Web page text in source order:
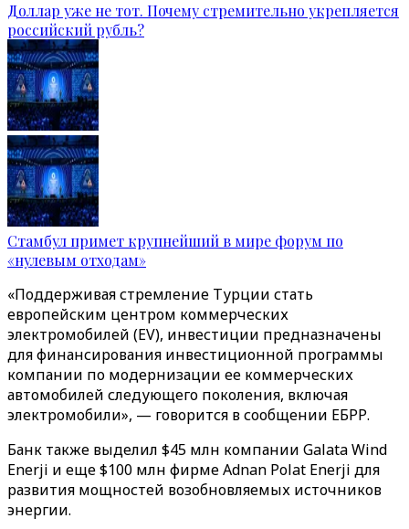
Доллар уже не тот. Почему стремительно укрепляется
российский рубль?
Стамбул примет крупнейший в мире форум по
«нулевым отходам»
«Поддерживая стремление Турции стать
европейским центром коммерческих
электромобилей (EV), инвестиции предназначены
для финансирования инвестиционной программы
компании по модернизации ее коммерческих
автомобилей следующего поколения, включая
электромобили», — говорится в сообщении ЕБРР.
Банк также выделил $45 млн компании Galata Wind
Enerji и еще $100 млн фирме Adnan Polat Enerji для
развития мощностей возобновляемых источников
энергии.